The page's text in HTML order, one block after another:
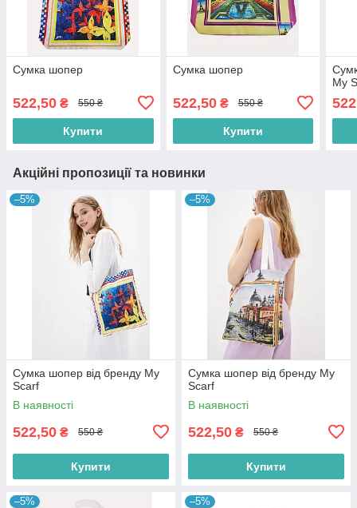
Сумка шопер
522,50 ₴ 550 ₴
Купити
Сумка шопер
522,50₴ 550 ₴
Купити
My
Акційні пропозиції та новинки
–5%
Сумка шопер від бренду My
Scarf
В наявності
522,50 ₴ 550 ₴
Купити
–5%
Сумка шопер від бренду My
Scarf
В наявності
522,50 ₴ 550 ₴
Купити
–5% –5%